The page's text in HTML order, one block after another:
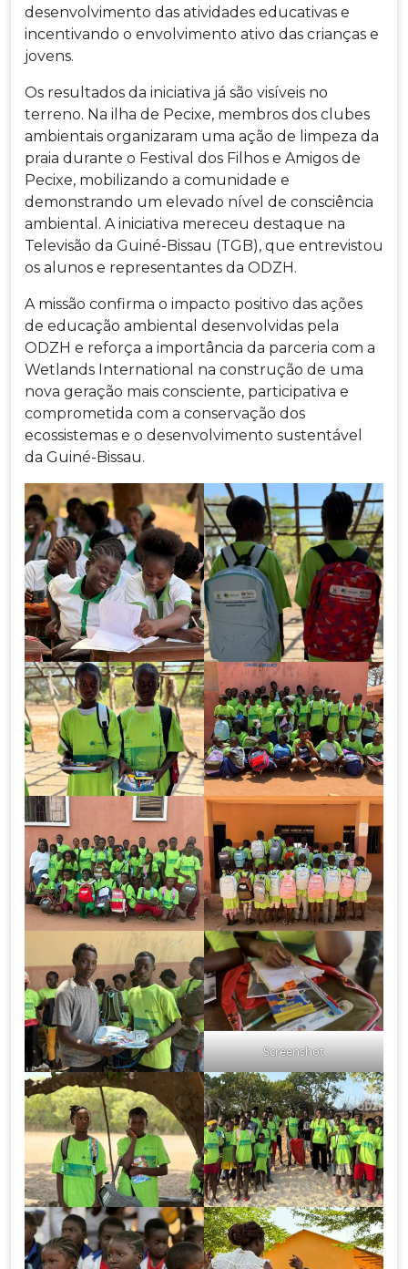
desenvolvimento das atividades educativas e
incentivando o envolvimento ativo das crianças e
jovens.
Os resultados da iniciativa já são visíveis no
terreno. Na ilha de Pecixe, membros dos clubes
ambientais organizaram uma ação de limpeza da
praia durante o Festival dos Filhos e Amigos de
Pecixe, mobilizando a comunidade e
demonstrando um elevado nível de consciência
ambiental. A iniciativa mereceu destaque na
Televisão da Guiné-Bissau (TGB), que entrevistou
os alunos e representantes da ODZH.
A missão confirma o impacto positivo das ações
de educação ambiental desenvolvidas pela
ODZH e reforça a importância da parceria com a
Wetlands International na construção de uma
nova geração mais consciente, participativa e
comprometida com a conservação dos
ecossistemas e o desenvolvimento sustentável
da Guiné-Bissau.
Screenshot